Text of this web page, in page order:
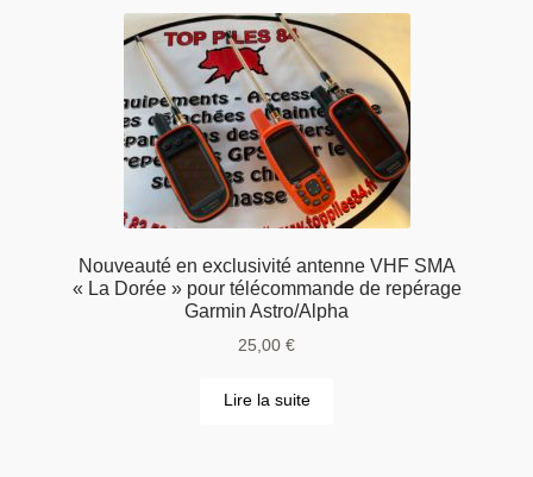
Nouveauté en exclusivité antenne VHF SMA
« La Dorée » pour télécommande de repérage
Garmin Astro/Alpha
25,00 €
Lire la suite